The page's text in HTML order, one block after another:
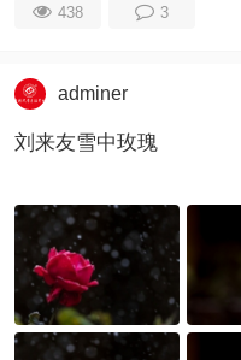
438 3
adminer
刘来友雪中玫瑰